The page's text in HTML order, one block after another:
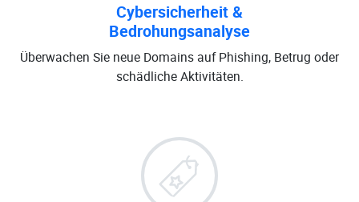
Cybersicherheit &
Bedrohungsanalyse
Überwachen Sie neue Domains auf Phishing, Betrug oder
schädliche Aktivitäten.